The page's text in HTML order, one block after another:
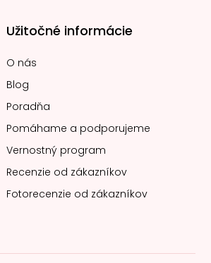
Užitočné informácie
O nás
Blog
Poradňa
Pomáhame a podporujeme
Vernostný program
Recenzie od zákazníkov
Fotorecenzie od zákazníkov